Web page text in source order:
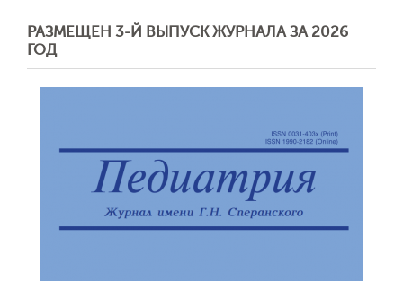
РАЗМЕЩЕН 3-Й ВЫПУСК ЖУРНАЛА ЗА 2026
ГОД